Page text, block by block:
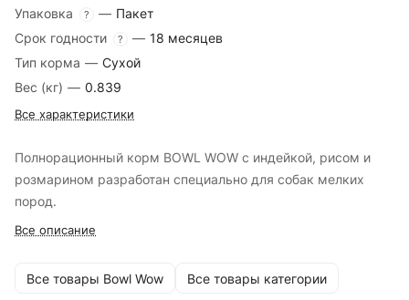
Упаковка
? — Пакет
Срок годности
? — 18 месяцев
Тип корма — Сухой
Вес (кг) — 0.839
Все характеристики
Полнорационный корм BOWL WOW с индейкой, рисом и
розмарином разработан специально для собак мелких
пород.
Все описание
Все товары Bowl Wow Все товары категории